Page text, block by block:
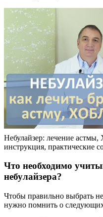
Небулайзер: лечение
инструкция, практические
Что необходимо
небулайзера?
Чтобы правильно выбрать
нужно помнить о